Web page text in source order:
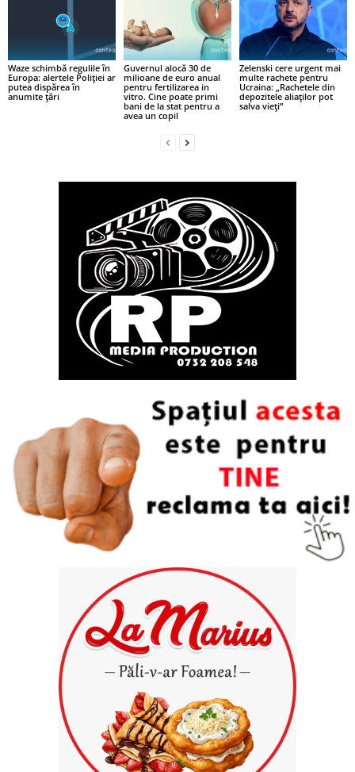
Waze schimbă regulile în
Europa: alertele Poliției ar
putea dispărea în
anumite țări
Guvernul alocă 30 de
milioane de euro anual
pentru fertilizarea in
vitro. Cine poate primi
bani de la stat pentru a
avea un copil
Zelenski cere urgent mai
multe rachete pentru
Ucraina: „Rachetele din
depozitele aliaților pot
salva vieți”